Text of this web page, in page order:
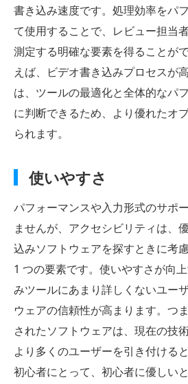
書き込み速度です。処理効率をパ
て使用することで、レビュー担当
測定する明確な要素を得ることが
えば、ビデオ書き込みプロセスが
は、ツールの最適化と全体的なパ
に判断できるため、より優れたオ
られます。
使いやすさ
パフォーマンスや入力形式のサポ
ませんが、アクセシビリティは、
込みソフトウェアを探すときに考
1 つの要素です。使いやすさが向
みツールにあまり詳しくないユー
ウェアの信頼性が高まります。つ
されたソフトウェアは、現在の技
より多くのユーザーを引き付ける
初心者にとって、初心者に優しい